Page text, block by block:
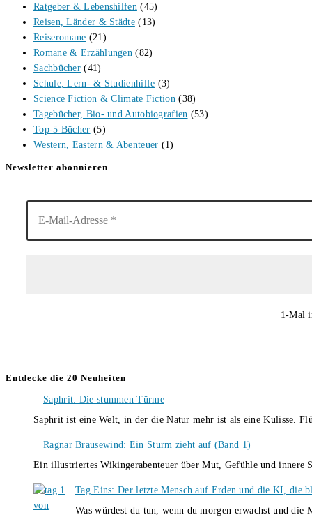
Ratgeber & Lebenshilfen (45)
Reisen, Länder & Städte (13)
Reiseromane (21)
Romane & Erzählungen (82)
Sachbücher (41)
Schule, Lern- & Studienhilfe (3)
Science Fiction & Climate Fiction (38)
Tagebücher, Bio- und Autobiografien (53)
Top-5 Bücher (5)
Western, Eastern & Abenteuer (1)
Newsletter abonnieren
1-Mal
Entdecke die 20 Neuheiten
Saphrit: Die stummen Türme
Saphrit ist eine Welt, in der die Natur mehr ist als eine Kulisse.
Ragnar Brausewind: Ein Sturm zieht auf (Band 1)
Ein illustriertes Wikingerabenteuer über Mut, Gefühle und
Tag Eins: Der letzte Mensch auf Erden und die KI, die
Was würdest du tun, wenn du morgen erwachst und